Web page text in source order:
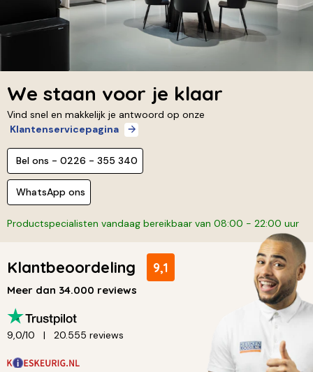
We staan voor je klaar
Vind snel en makkelijk je antwoord op onze
Klantenservicepagina
Bel ons - 0226 - 355 340
WhatsApp ons
Productspecialisten vandaag bereikbaar van 08:00 - 22:00 uur
Klantbeoordeling 9,1
Meer dan 34.000 reviews
9,0/10 20.555 reviews